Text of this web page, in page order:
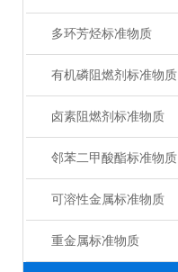
多环芳烃标准物质
有机磷阻燃剂标准物质
卤素阻燃剂标准物质
邻苯二甲酸酯标准物质
可溶性金属标准物质
重金属标准物质